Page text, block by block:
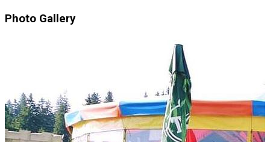
Photo Gallery